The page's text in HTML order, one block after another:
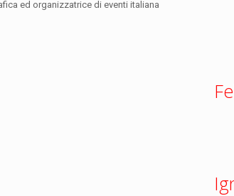
ed organizzatrice di eventi italiana